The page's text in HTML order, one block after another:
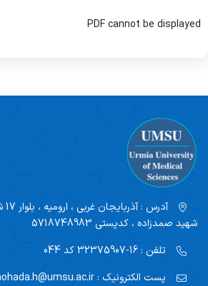
PDF cannot be displayed
آدرس :
شهید صمدزاده ، کدپستی 5718748983
تلفن :
پست الکترونیک :